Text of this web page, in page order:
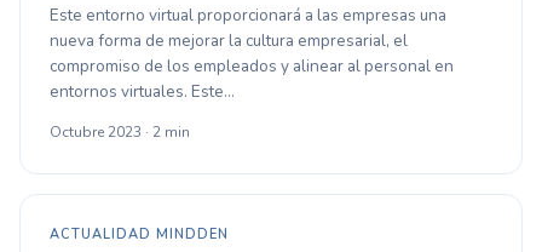
Este entorno virtual proporcionará a las empresas una
nueva forma de mejorar la cultura empresarial, el
compromiso de los empleados y alinear al personal en
entornos virtuales. Este…
Octubre 2023 · 2 min
ACTUALIDAD MINDDEN